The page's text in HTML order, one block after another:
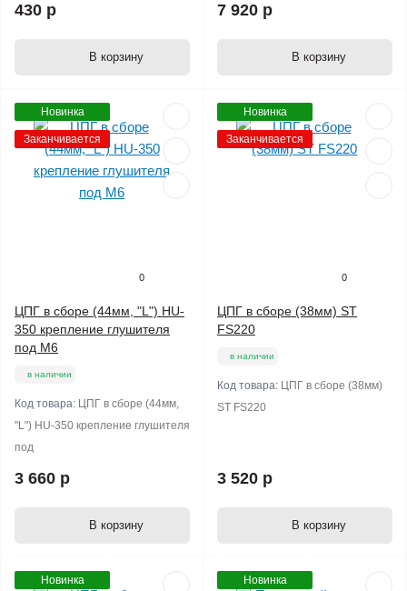
430 р
В корзину
7 920 р
В корзину
Новинка
Заканчивается
0
ЦПГ в сборе (44мм, "L") HU-
350 крепление глушителя
под М6
в наличии
Код товара: ЦПГ в сборе (44мм,
"L") HU-350 крепление глушителя
под
3 660 р
В корзину
Новинка
Заканчивается
0
ЦПГ в сборе (38мм) ST
FS220
в наличии
Код товара: ЦПГ в сборе (38мм)
ST FS220
3 520 р
В корзину
Новинка Новинка